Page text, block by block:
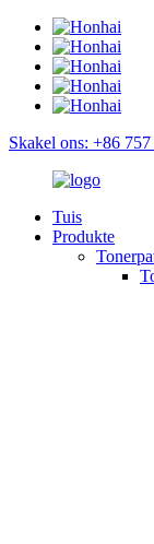
Skakel ons: +86
Tuis
Produkte